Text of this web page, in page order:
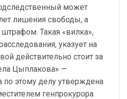
может
лишения свободы, а
Такая «вилка»,
указует на
действительно стоит за
Цыплакова» —
по этому делу утверждена
генпрокурора